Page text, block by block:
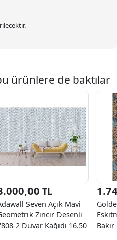
ürünlere de baktılar
TL
Seven Açık Mavi
Zincir Desenli
2 Duvar Kağıdı 16.50